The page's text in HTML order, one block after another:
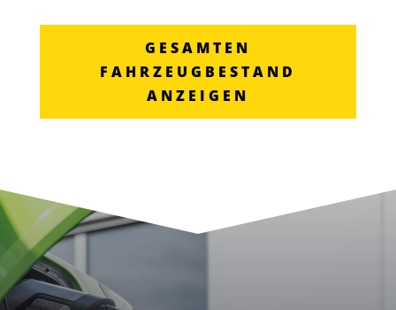
GESAMTEN
FAHRZEUGBESTAND
ANZEIGEN